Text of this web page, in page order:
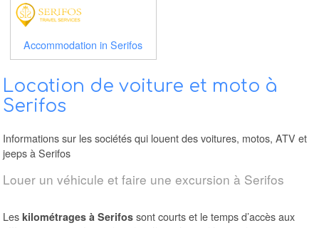
Accommodation in Serifos
Location de voiture et moto à
Serifos
Informations sur les sociétés qui louent des voitures, motos, ATV et
jeeps à Serifos
Louer un véhicule et faire une excursion à Serifos
Leskilométrages à Serifos sont courts et le temps d’accès aux